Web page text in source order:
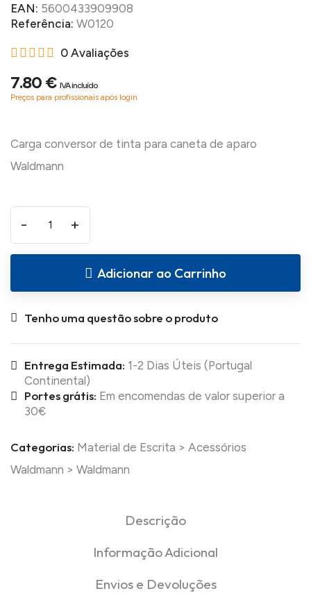
EAN: 5600433909908
Referência: W0120
0 Avaliações
7.80 € IVA incluído
Preços para profissionais após login
Carga conversor de tinta para caneta de aparo
- +
Adicionar ao Carrinho
Tenho uma questão sobre o produto
Entrega Estimada: 1-2 Dias Úteis (Portugal
Continental)
Portes grátis: Em encomendas de valor superior a
30€
Categorias: Material de Escrita > Acessórios
Waldmann > Waldmann
Descrição
Informação Adicional
Envios e Devoluções